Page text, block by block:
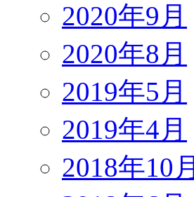
2020年9月
2020年8月
2019年5月
2019年4月
2018年10月